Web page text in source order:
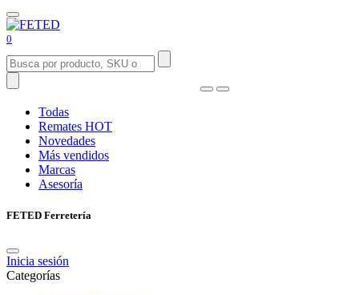
0
Todas
Remates HOT
Novedades
Más vendidos
Marcas
Asesoría
FETED Ferretería
Inicia sesión
Categorías